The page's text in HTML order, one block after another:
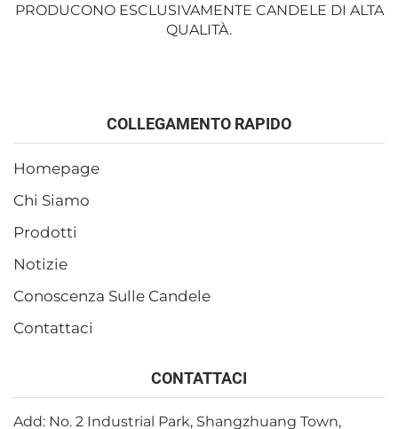
PRODUCONO ESCLUSIVAMENTE CANDELE DI ALTA
QUALITÀ.
COLLEGAMENTO RAPIDO
Homepage
Chi Siamo
Prodotti
Notizie
Conoscenza Sulle Candele
Contattaci
CONTATTACI
Add: No. 2 Industrial Park, Shangzhuang Town,